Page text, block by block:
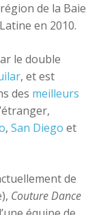
de la Baie
en 2010.
le double
, et est
des meilleurs
, San Diego et
de
Couture Dance